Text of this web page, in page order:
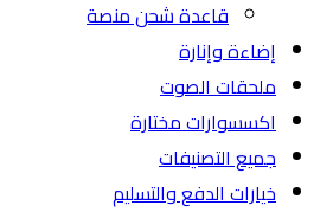
قاعدة شحن منصة
إضاءة وإنارة
ملحقات الصوت
اكسسوارات مختارة
جميع التصنيفات
خيارات الدفع والتسليم